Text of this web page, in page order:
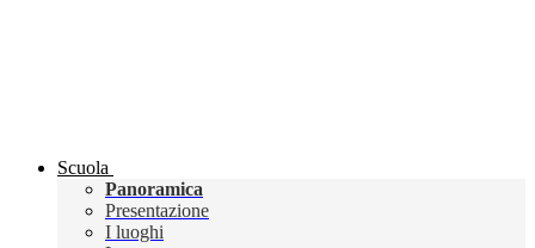
Scuola
Panoramica
Presentazione
I luoghi